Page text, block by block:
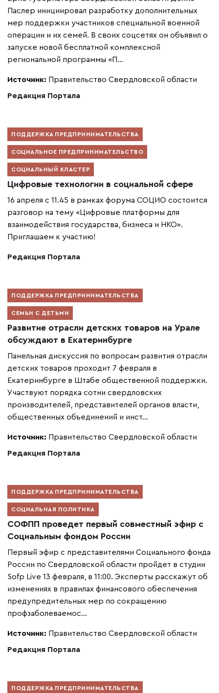
Паслер инициировал разработку дополнительных
мер поддержки участников специальной военной
операции и их семей. В своих соцсетях он объявил о
запуске новой бесплатной комплексной
региональной программы «П...
Источник: Правительство Свердловской области
Редакция Портала
ПОДДЕРЖКА ПРЕДПРИНИМАТЕЛЬСТВА
СОЦИАЛЬНОЕ ПРЕДПРИНИМАТЕЛЬСТВО
СОЦИАЛЬНЫЙ КЛАСТЕР
Цифровые технологии в социальной сфере
16 апреля с 11.45 в рамках форума СОЦИО состоится
разговор на тему «Цифровые платформы для
взаимодействия государства, бизнеса и НКО».
Приглашаем к участию!
Редакция Портала
ПОДДЕРЖКА ПРЕДПРИНИМАТЕЛЬСТВА
СЕМЬИ С ДЕТЬМИ
Развитие отрасли детских товаров на Урале
обсуждают в Екатеринбурге
Панельная дискуссия по вопросам развития отрасли
детских товаров проходит 7 февраля в
Екатеринбурге в Штабе общественной поддержки.
Участвуют порядка сотни свердловских
производителей, представителей органов власти,
общественных объединений и инст...
Источник: Правительство Свердловской области
Редакция Портала
ПОДДЕРЖКА ПРЕДПРИНИМАТЕЛЬСТВА
СОЦИАЛЬНАЯ ПОЛИТИКА
СОФПП проведет первый совместный эфир с
Социальным фондом России
Первый эфир с представителями Социального фонда
России по Свердловской области пройдет в студии
Sofp Live 13 февраля, в 11:00. Эксперты расскажут об
изменениях в правилах финансового обеспечения
предупредительных мер по сокращению
профзаболеваемос...
Источник: Правительство Свердловской области
Редакция Портала
ПОДДЕРЖКА ПРЕДПРИНИМАТЕЛЬСТВА